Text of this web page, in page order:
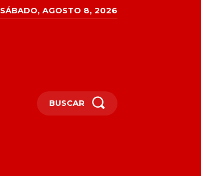
SÁBADO, AGOSTO 8, 2026
BUSCAR